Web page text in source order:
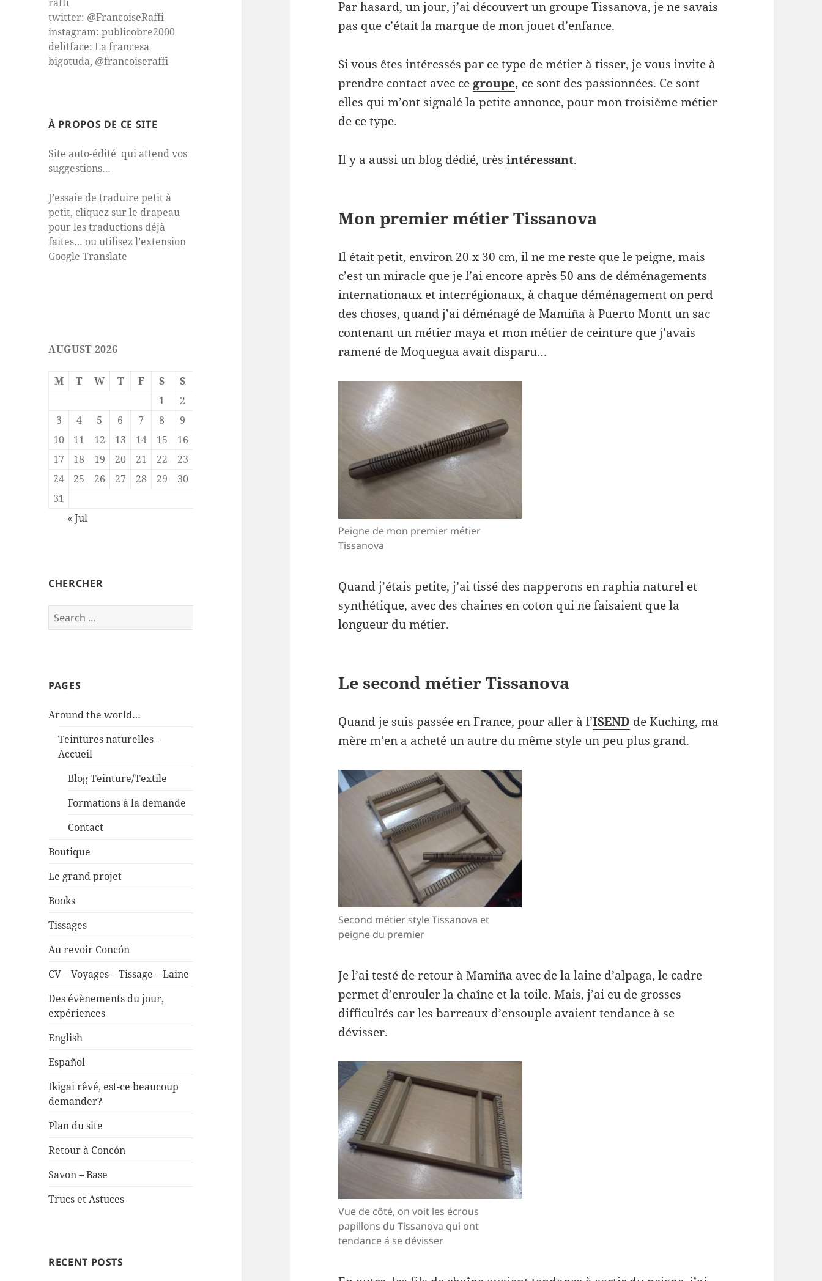
raffi
twitter: @FrancoiseRaffi
instagram: publicobre2000
delitface: La francesa
bigotuda, @francoiseraffi
À PROPOS DE CE SITE
Site auto-édité qui attend vos
suggestions…
J’essaie de traduire petit à
petit, cliquez sur le drapeau
pour les traductions déjà
faites… ou utilisez l’extension
Google Translate
AUGUST 2026
M T W T F S
S
1
2
3
4 5 6 7 8
9
10
11 12 13 14 15
16
17
18 19 20 21 22
23
24
25 26 27 28 29
30
31
« Jul
CHERCHER
Search
for:
PAGES
Around the world…
Teintures naturelles –
Accueil
Blog Teinture/Textile
Formations à la demande
Contact
Boutique
Le grand projet
Books
Tissages
Au revoir Concón
CV – Voyages – Tissage – Laine
Des évènements du jour,
expériences
English
Español
Ikigai rêvé, est-ce beaucoup
demander?
Plan du site
Retour à Concón
Savon – Base
Trucs et Astuces
RECENT POSTS
Par hasard, un jour, j’ai découvert un groupe Tissanova, je ne savais
pas que c’était la marque de mon jouet d’enfance.
Si vous êtes intéressés par ce type de métier à tisser, je vous invite à
prendre contact avec ce groupe, ce sont des passionnées. Ce sont
elles qui m’ont signalé la petite annonce, pour mon troisième métier
de ce type.
Il y a aussi un blog dédié, trèsintéressant.
Mon premier métier Tissanova
Il était petit, environ 20 x 30 cm, il ne me reste que le peigne, mais
c’est un miracle que je l’ai encore après 50 ans de déménagements
internationaux et interrégionaux, à chaque déménagement on perd
des choses, quand j’ai déménagé de Mamiña à Puerto Montt un sac
contenant un métier maya et mon métier de ceinture que j’avais
ramené de Moquegua avait disparu…
Peigne de mon premier métier
Tissanova
Quand j’étais petite, j’ai tissé des napperons en raphia naturel et
synthétique, avec des chaines en coton qui ne faisaient que la
longueur du métier.
Le second métier Tissanova
Quand je suis passée en France, pour aller à l’ISEND de Kuching, ma
mère m’en a acheté un autre du même style un peu plus grand.
Second métier style Tissanova et
peigne du premier
Je l’ai testé de retour à Mamiña avec de la laine d’alpaga, le cadre
permet d’enrouler la chaîne et la toile. Mais, j’ai eu de grosses
difficultés car les barreaux d’ensouple avaient tendance à se
dévisser.
Vue de côté, on voit les écrous
papillons du Tissanova qui ont
tendance á se dévisser